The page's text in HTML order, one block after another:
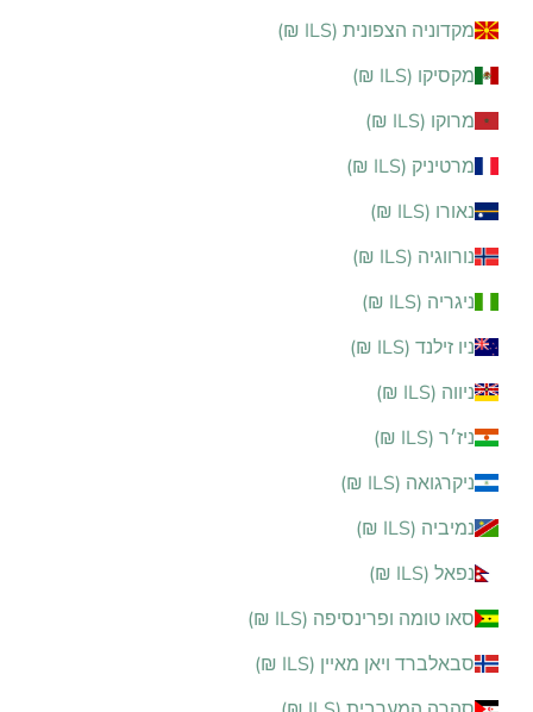
מקדוניה הצפונית (ILS ₪)
מקסיקו (ILS ₪)
מרוקו (ILS ₪)
מרטיניק (ILS ₪)
נאורו (ILS ₪)
נורווגיה (ILS ₪)
ניגריה (ILS ₪)
ניו זילנד (ILS ₪)
ניווה (ILS ₪)
ניז׳ר (ILS ₪)
ניקרגואה (ILS ₪)
נמיביה (ILS ₪)
נפאל (ILS ₪)
סאו טומה ופרינסיפה (ILS ₪)
סבאלברד ויאן מאיין (ILS ₪)